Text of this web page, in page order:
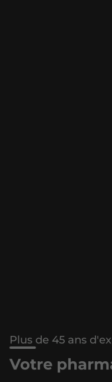
Plus de 45 ans
Votre